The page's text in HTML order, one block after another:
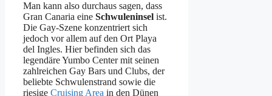
Man kann also durchaus sagen, dass
Gran Canaria eine Schwuleninsel ist.
Die Gay-Szene konzentriert sich
jedoch vor allem auf den Ort Playa
del Ingles. Hier befinden sich das
legendäre Yumbo Center mit seinen
zahlreichen Gay Bars und Clubs, der
beliebte Schwulenstrand sowie die
riesige Cruising Area in den Dünen